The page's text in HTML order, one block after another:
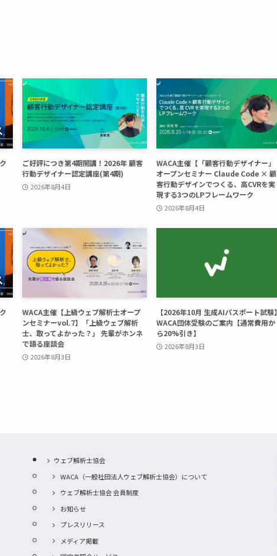
ご好評につき第4期開講！2026年 顧客
行動デザイナー認定講座(第4期)
2026年8月4日
WACA主催【「顧客行動デザイナー」
オープンセミナー Claude Code × 顧
客行動デザインでつくる、高CVRを実
現する3つのLPフレームワーク
2026年8月4日
WACA主催【上級ウェブ解析士オープ
ンセミナーvol.7】「上級ウェブ解析
士、取ってよかった？」 先輩がホンネ
で語る座談会
2026年8月3日
【2026年10月 生成AIパスポート試験】
WACA団体受験のご案内【通常費用か
ら20%引き】
2026年8月3日
ウェブ解析士協会
WACA（一般社団法人ウェブ解析士協会）について
ウェブ解析士協会 会員制度
お知らせ
プレスリリース
メディア掲載